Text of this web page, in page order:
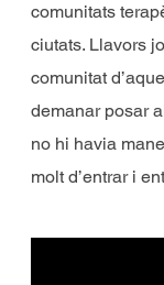
comunitats
ciutats. Llavors
comunitat
demanar posar
no hi havia
molt d’entrar i